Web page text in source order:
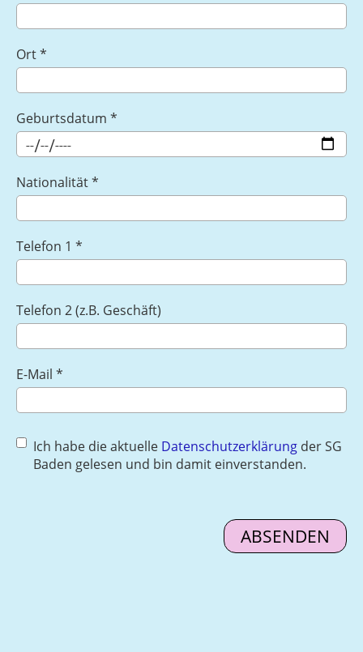
Ort *
Geburtsdatum *
Nationalität *
Telefon 1 *
Telefon 2 (z.B. Geschäft)
E-Mail *
Ich habe die aktuelle Datenschutzerklärung der SG
Baden gelesen und bin damit einverstanden.